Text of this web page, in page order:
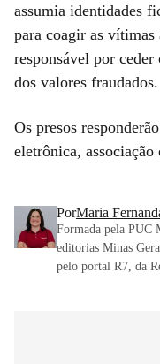
assumia identidades
para coagir as vítimas
responsável por ceder
dos valores fraudados.
Os presos
eletrônica,
PorMaria
Formada pela PUC
editorias Minas
pelo portal R7, da